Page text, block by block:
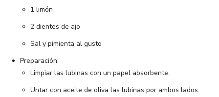
1 limón
2 dientes de ajo
Sal y pimienta al gusto
Preparación:
Limpiar las lubinas con un papel absorbente.
Untar con aceite de oliva las lubinas por ambos lados.